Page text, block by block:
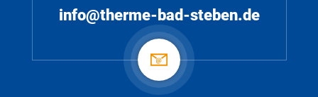
info@therme-bad-steben.de